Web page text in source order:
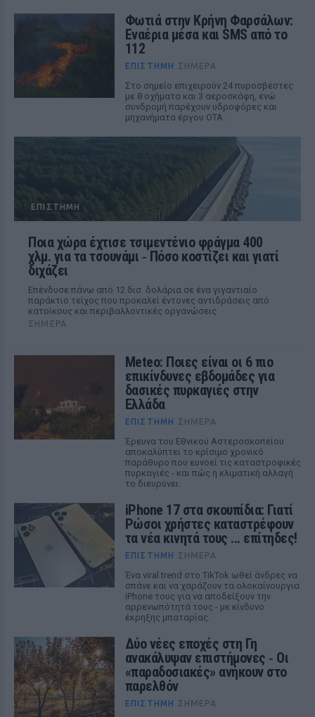
Φωτιά στην Κρήνη Φαρσάλων:
Εναέρια μέσα και SMS από το
112
ΕΠΙΣΤΉΜΗ ΣΉΜΕΡΑ
Στο σημείο επιχειρούν 24 πυροσβέστες
με 8 οχήματα και 3 αεροσκάφη, ενώ
συνδρομή παρέχουν υδροφόρες και
μηχανήματα έργου ΟΤΑ.
ΕΠΙΣΤΉΜΗ
Ποια χώρα έχτισε τσιμεντένιο φράγμα 400
χλμ. για τα τσουνάμι ‑ Πόσο κοστίζει και γιατί
διχάζει
Επένδυσε πάνω από 12 δισ. δολάρια σε ένα γιγαντιαίο
παράκτιο τείχος που προκαλεί έντονες αντιδράσεις από
κατοίκους και περιβαλλοντικές οργανώσεις
ΣΉΜΕΡΑ
Meteo: Ποιες είναι οι 6 πιο
επικίνδυνες εβδομάδες για
δασικές πυρκαγιές στην
Ελλάδα
ΕΠΙΣΤΉΜΗ ΣΉΜΕΡΑ
Έρευνα του Εθνικού Αστεροσκοπείου
αποκαλύπτει το κρίσιμο χρονικό
παράθυρο που ευνοεί τις καταστροφικές
πυρκαγιές - και πώς η κλιματική αλλαγή
το διευρύνει.
iPhone 17 στα σκουπίδια: Γιατί
Ρώσοι χρήστες καταστρέφουν
τα νέα κινητά τους ... επίτηδες!
ΕΠΙΣΤΉΜΗ ΣΉΜΕΡΑ
Ένα viral trend στο TikTok ωθεί άνδρες να
σπάνε και να χαράζουν τα ολοκαίνουργια
iPhone τους για να αποδείξουν την
αρρενωπότητά τους - με κίνδυνο
έκρηξης μπαταρίας.
Δύο νέες εποχές στη Γη
ανακάλυψαν επιστήμονες ‑ Oι
«παραδοσιακές» ανήκουν στο
παρελθόν
ΕΠΙΣΤΉΜΗ ΣΉΜΕΡΑ